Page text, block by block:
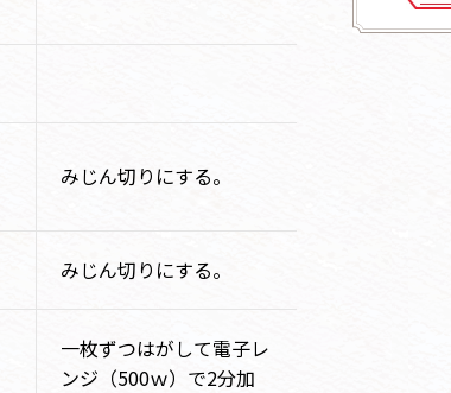
みじん切りにする。
みじん切りにする。
一枚ずつはがして電子レ
ンジ（500ｗ）で2分加